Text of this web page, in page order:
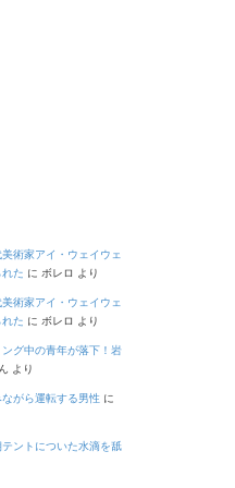
術家アイ・ウェイウェ
た に ボレロ より
術家アイ・ウェイウェ
た に ボレロ より
グ中の青年が落下！岩
より
がら運転する男性に
ントについた水滴を舐